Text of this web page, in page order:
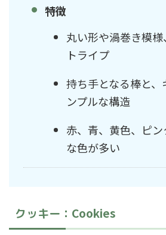
特徴
丸い形や渦巻き模
トライプ
持ち手となる棒と
ンプルな構造
赤、青、黄色、ピ
な色が多い
クッキー： Cookies